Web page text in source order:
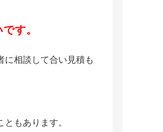
す。
に相談して合い見積も
もあります。